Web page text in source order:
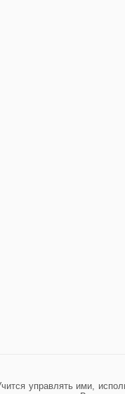
управлять ими,